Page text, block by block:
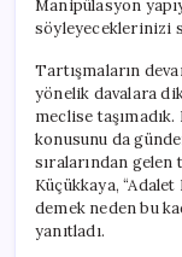
Manipülasyon
söyleyeceklerinizi
Tartışmaların
yönelik davalara
meclise taşımadık.
konusunu da
sıralarından
Küçükkaya,
demek neden bu
yanıtladı.